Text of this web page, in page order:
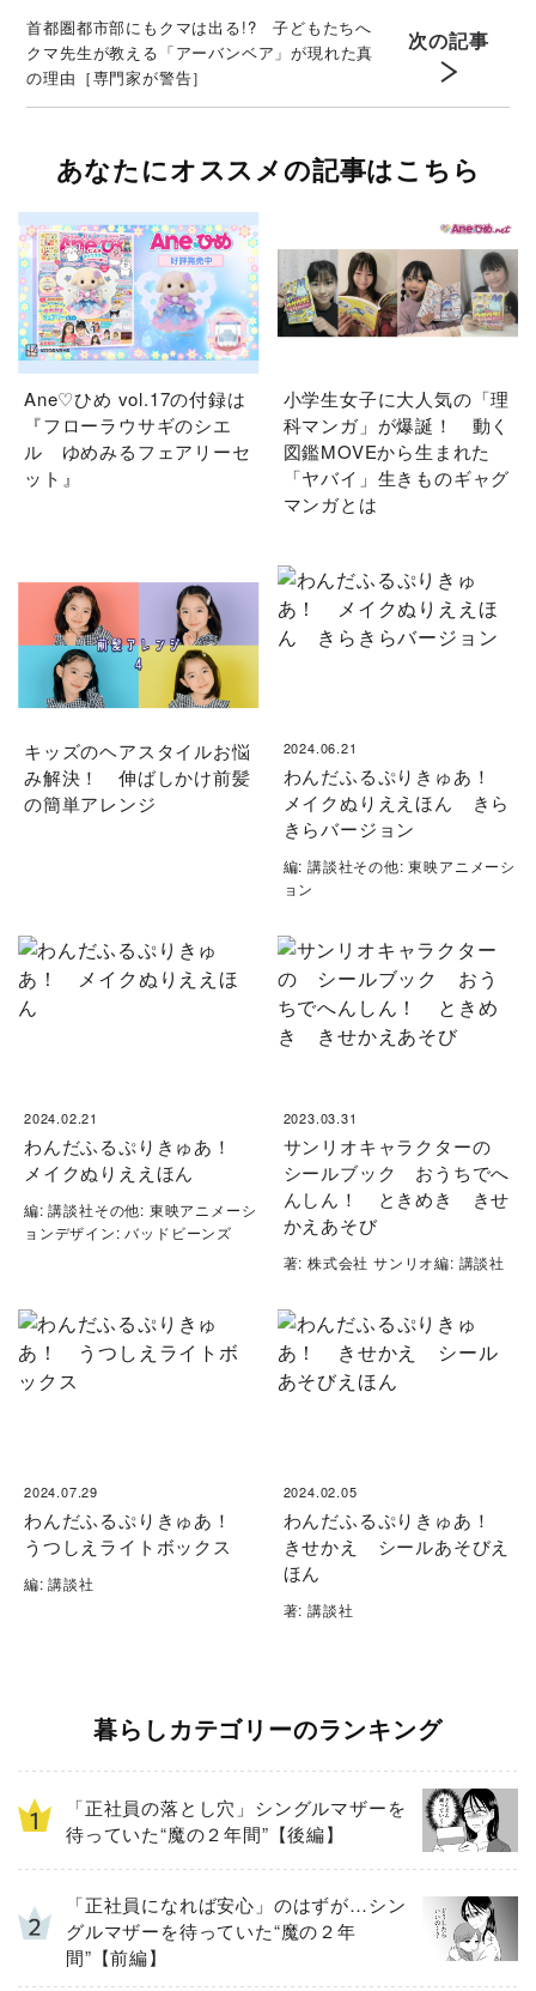
首都圏都市部にもクマは出る!? 子どもたちへ
クマ先生が教える「アーバンベア」が現れた真
の理由［専門家が警告］
次の記事
あなたにオススメの記事はこちら
Ane♡ひめ vol.17の付録は
『フローラウサギのシエ
ル ゆめみるフェアリーセ
ット』
小学生女子に大人気の「理
科マンガ」が爆誕！ 動く
図鑑MOVEから生まれた
「ヤバイ」生きものギャグ
マンガとは
キッズのヘアスタイルお悩
み解決！ 伸ばしかけ前髪
の簡単アレンジ
2024.06.21
わんだふるぷりきゅあ！
メイクぬりええほん きら
きらバージョン
編: 講談社その他: 東映アニメーシ
ョン
2024.02.21
わんだふるぷりきゅあ！
メイクぬりええほん
編: 講談社その他: 東映アニメーシ
ョンデザイン: バッドビーンズ
2023.03.31
サンリオキャラクターの
シールブック おうちでへ
んしん！ ときめき きせ
かえあそび
著: 株式会社 サンリオ編: 講談社
2024.07.29
わんだふるぷりきゅあ！
うつしえライトボックス
編: 講談社
2024.02.05
わんだふるぷりきゅあ！
きせかえ シールあそびえ
ほん
著: 講談社
暮らしカテゴリーのランキング
「正社員の落とし穴」シングルマザーを
待っていた“魔の２年間”【後編】
「正社員になれば安心」のはずが…シン
グルマザーを待っていた“魔の２年
間”【前編】